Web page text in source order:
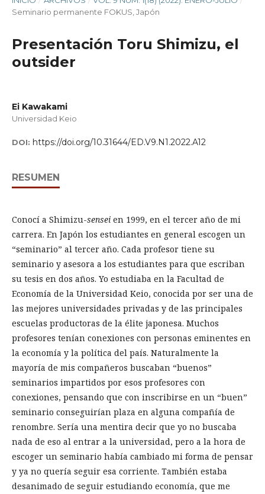
Seminario permanente FOKUS, Japón
Presentación Toru Shimizu, el
outsider
Ei Kawakami
Universidad Keio
DOI: https://doi.org/10.31644/ED.V9.N1.2022.A12
RESUMEN
Conocí a Shimizu-sensei en 1999, en el tercer año de mi
carrera. En Japón los estudiantes en general escogen un
“seminario” al tercer año. Cada profesor tiene su
seminario y asesora a los estudiantes para que escriban
su tesis en dos años. Yo estudiaba en la Facultad de
Economía de la Universidad Keio, conocida por ser una de
las mejores universidades privadas y de las principales
escuelas productoras de la élite japonesa. Muchos
profesores tenían conexiones con personas eminentes en
la economía y la política del país. Naturalmente la
mayoría de mis compañeros buscaban “buenos”
seminarios impartidos por esos profesores con
conexiones, pensando que con inscribirse en un “buen”
seminario conseguirían plaza en alguna compañía de
renombre. Sería una mentira decir que yo no buscaba
nada de eso al entrar a la universidad, pero a la hora de
escoger un seminario había cambiado mi forma de pensar
y ya no quería seguir esa corriente. También estaba
desanimado de seguir estudiando economía, que me